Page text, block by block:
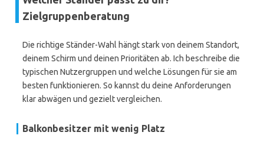
Zielgruppenberatung
Die richtige Ständer-Wahl hängt stark von deinem Standort,
deinem Schirm und deinen Prioritäten ab. Ich beschreibe die
typischen Nutzergruppen und welche Lösungen für sie am
besten funktionieren. So kannst du deine Anforderungen
klar abwägen und gezielt vergleichen.
Balkonbesitzer mit wenig Platz